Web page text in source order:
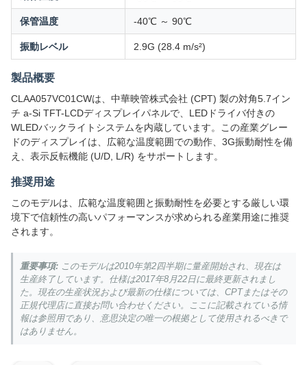
保管温度 -40℃ ～ 90℃
振動レベル 2.9G (28.4 m/s²)
製品概要
CLAA057VC01CWは、中華映管株式会社 (CPT) 製の対角5.7イン
チ a-Si TFT-LCDディスプレイパネルで、LEDドライバ付きの
WLEDバックライトシステムを内蔵しています。この産業グレー
ドのディスプレイは、広範な温度範囲での動作、3G振動耐性を備
え、表示反転機能 (U/D, L/R) をサポートします。
推奨用途
このモデルは、広範な温度範囲と振動耐性を必要とする厳しい環
境下で信頼性の高いパフォーマンスが求められる産業用途に推奨
されます。
重要事項: このモデルは2010年第2四半期に量産開始され、現在は
生産終了しています。仕様は2017年8月22日に最終更新されまし
た。現在の生産状況および最新の仕様については、CPTまたはその
正規代理店に直接お問い合わせください。ここに記載されている情
報は参照用であり、意思決定の唯一の根拠として使用されるべきで
はありません。